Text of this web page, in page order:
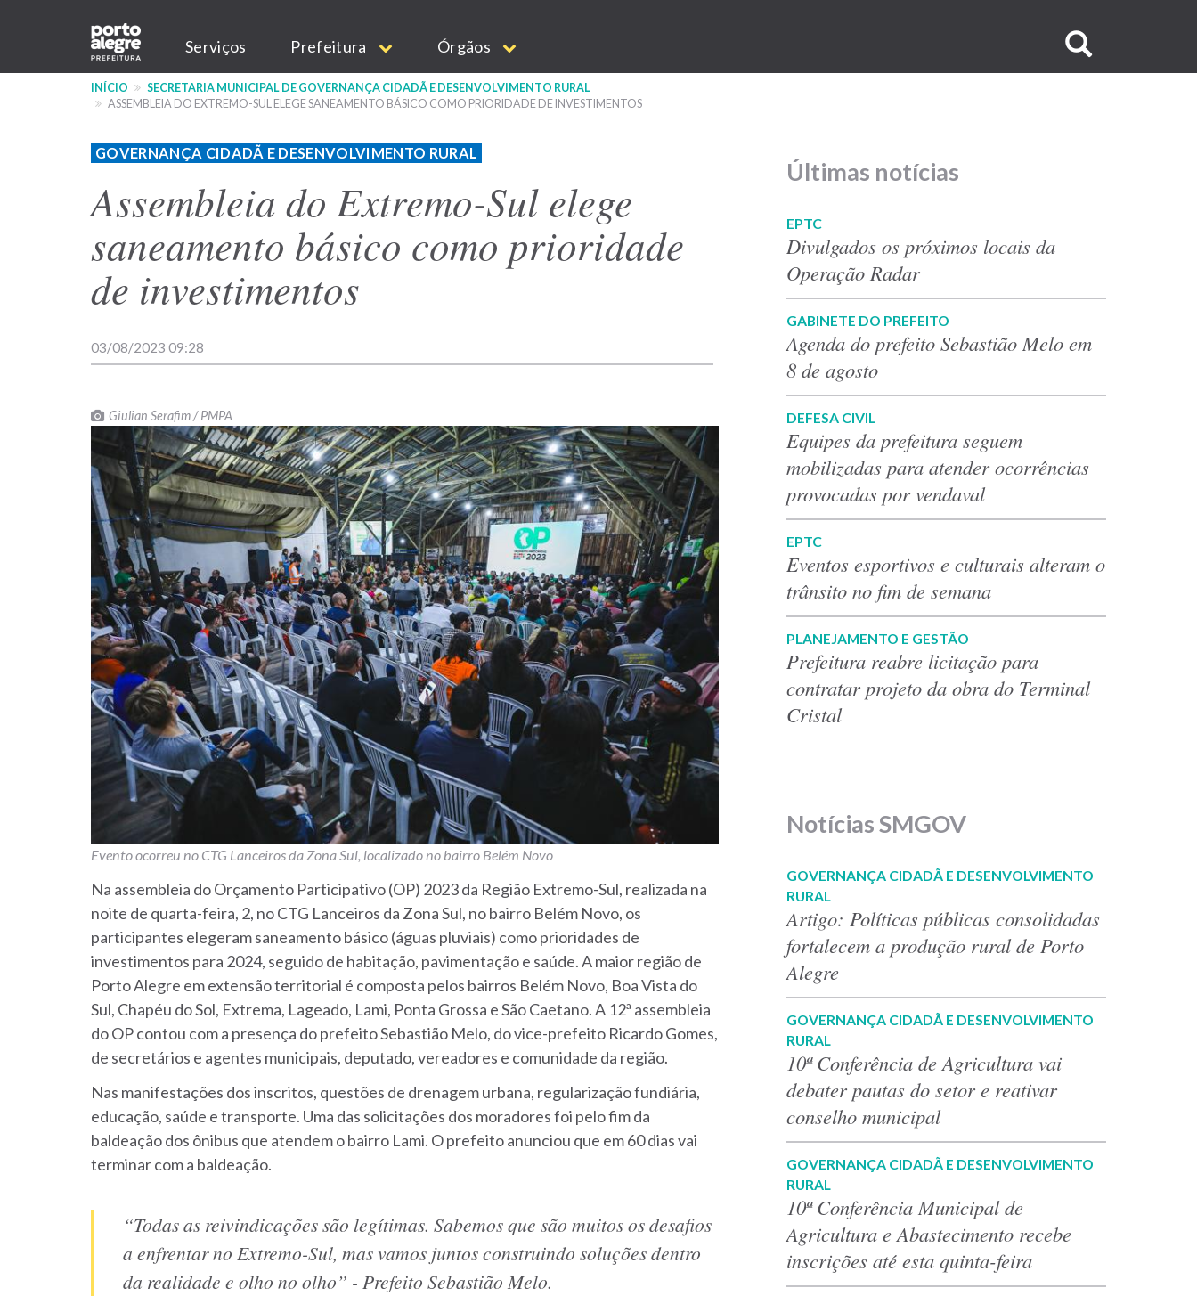
conteúdo
Main
navigation
Serviços Prefeitura Órgãos
no
INÍCIO
SECRETARIA MUNICIPAL DE GOVERNANÇA CIDADÃ E DESENVOLVIMENTO RURAL
ASSEMBLEIA DO EXTREMO-SUL ELEGE SANEAMENTO BÁSICO COMO PRIORIDADE DE INVESTIMENTOS
GOVERNANÇA CIDADÃ E DESENVOLVIMENTO RURAL
Assembleia do Extremo-Sul elege
saneamento básico como prioridade
de investimentos
03/08/2023 09:28
Giulian Serafim / PMPA
Evento ocorreu no CTG Lanceiros da Zona Sul, localizado no bairro Belém Novo
Na assembleia do Orçamento Participativo (OP) 2023 da Região Extremo-Sul, realizada na
noite de quarta-feira, 2, no CTG Lanceiros da Zona Sul, no bairro Belém Novo, os
participantes elegeram saneamento básico (águas pluviais) como prioridades de
investimentos para 2024, seguido de habitação, pavimentação e saúde. A maior região de
Porto Alegre em extensão territorial é composta pelos bairros Belém Novo, Boa Vista do
Sul, Chapéu do Sol, Extrema, Lageado, Lami, Ponta Grossa e São Caetano. A 12ª assembleia
do OP contou com a presença do prefeito Sebastião Melo, do vice-prefeito Ricardo Gomes,
de secretários e agentes municipais, deputado, vereadores e comunidade da região.
Nas manifestações dos inscritos, questões de drenagem urbana, regularização fundiária,
educação, saúde e transporte. Uma das solicitações dos moradores foi pelo fim da
baldeação dos ônibus que atendem o bairro Lami. O prefeito anunciou que em 60 dias vai
terminar com a baldeação.
“Todas as reivindicações são legítimas. Sabemos que são muitos os desafios
a enfrentar no Extremo-Sul, mas vamos juntos construindo soluções dentro
da realidade e olho no olho” - Prefeito Sebastião Melo.
Últimas notícias
EPTC
Divulgados os próximos locais da
Operação Radar
GABINETE DO PREFEITO
Agenda do prefeito Sebastião Melo em
8 de agosto
DEFESA CIVIL
Equipes da prefeitura seguem
mobilizadas para atender ocorrências
provocadas por vendaval
EPTC
Eventos esportivos e culturais alteram o
trânsito no fim de semana
PLANEJAMENTO E GESTÃO
Prefeitura reabre licitação para
contratar projeto da obra do Terminal
Cristal
Notícias SMGOV
GOVERNANÇA CIDADÃ E DESENVOLVIMENTO
RURAL
Artigo: Políticas públicas consolidadas
fortalecem a produção rural de Porto
Alegre
GOVERNANÇA CIDADÃ E DESENVOLVIMENTO
RURAL
10ª Conferência de Agricultura vai
debater pautas do setor e reativar
conselho municipal
GOVERNANÇA CIDADÃ E DESENVOLVIMENTO
RURAL
10ª Conferência Municipal de
Agricultura e Abastecimento recebe
inscrições até esta quinta-feira